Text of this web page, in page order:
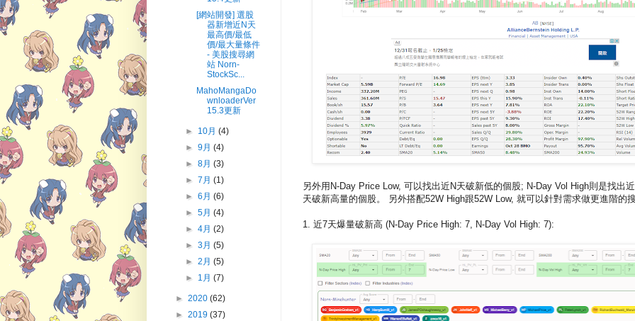
另外用N-Day Price Low, 可以找出近N天破新低的個股; N-Day Vol High則是找出
天破新高量的個股。 另外搭配52W High跟52W Low, 就可以針對需求做更進階的
1. 近7天爆量破新高 (N-Day Price High: 7, N-Day Vol High: 7):
[網站開發] 選股
器新增近N天
最高價/最低
價/最大量條件
- 美股搜尋網
站 Norn-
StockSc...
MahoMangaDo
wnloaderVer
15.3更新
► 10月(4)
►9月(4)
►8月(3)
►7月(1)
►6月(6)
►5月(4)
►4月(2)
►3月(5)
►2月(5)
► 1月(7)
► 2020 (62)
► 2019 (37)